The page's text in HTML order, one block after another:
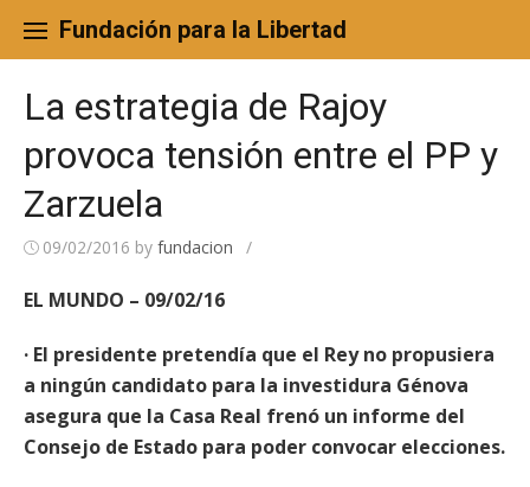
content
Fundación para la Libertad
La estrategia de Rajoy
provoca tensión entre el PP y
Zarzuela
09/02/2016 by fundacion /
EL MUNDO – 09/02/16
· El presidente pretendía que el Rey no propusiera
a ningún candidato para la investidura Génova
asegura que la Casa Real frenó un informe del
Consejo de Estado para poder convocar elecciones.